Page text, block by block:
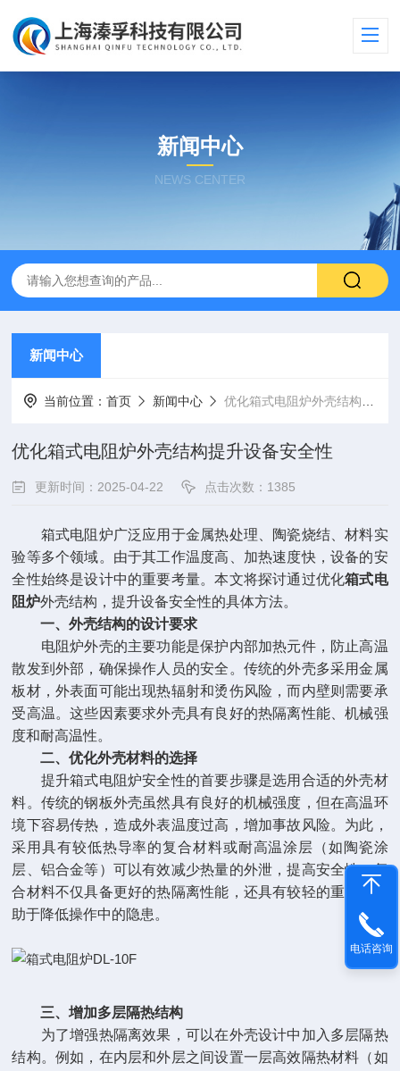
新闻中心
NEWS CENTER
新闻中心
当前位置：首页 新闻中心 优化箱式电阻炉外壳结构提升设备安全性
优化箱式电阻炉外壳结构提升设备安全性
更新时间：2025-04-22 点击次数：1385
箱式电阻炉广泛应用于金属热处理、陶瓷烧结、材料实
验等多个领域。由于其工作温度高、加热速度快，设备的安
全性始终是设计中的重要考量。本文将探讨通过优化箱式电
阻炉外壳结构，提升设备安全性的具体方法。
一、外壳结构的设计要求
电阻炉外壳的主要功能是保护内部加热元件，防止高温
散发到外部，确保操作人员的安全。传统的外壳多采用金属
板材，外表面可能出现热辐射和烫伤风险，而内壁则需要承
受高温。这些因素要求外壳具有良好的热隔离性能、机械强
度和耐高温性。
二、优化外壳材料的选择
提升箱式电阻炉安全性的首要步骤是选用合适的外壳材
料。传统的钢板外壳虽然具有良好的机械强度，但在高温环
境下容易传热，造成外表温度过高，增加事故风险。为此，
采用具有较低热导率的复合材料或耐高温涂层（如陶瓷涂
层、铝合金等）可以有效减少热量的外泄，提高安全性。复
合材料不仅具备更好的热隔离性能，还具有较轻的重量，有
助于降低操作中的隐患。
三、增加多层隔热结构
为了增强热隔离效果，可以在外壳设计中加入多层隔热
结构。例如，在内层和外层之间设置一层高效隔热材料（如
电话咨询